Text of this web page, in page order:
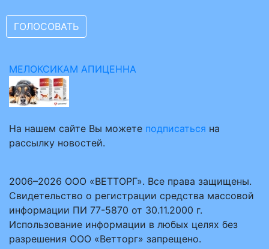
МЕЛОКСИКАМ АПИЦЕННА
На нашем сайте Вы можете подписаться на
рассылку новостей.
2006–2026 ООО «ВЕТТОРГ». Все права защищены.
Свидетельство о регистрации средства массовой
информации ПИ 77-5870 от 30.11.2000 г.
Использование информации в любых целях без
разрешения ООО «Ветторг» запрещено.